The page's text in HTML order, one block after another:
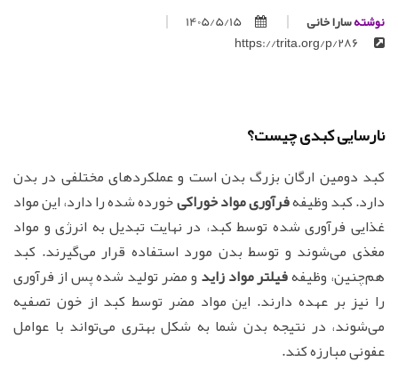
نوشتهسارا خانی
1405/5/15
نارسایی کبدی چیست؟
کبد دومین ارگان بزرگ بدن است و عملکردهای مختلفی در بدن
دارد. کبد وظیفهفرآوری مواد خوراکیخورده شده را دارد، این مواد
غذایی فرآوری شده توسط کبد، در نهایت تبدیل به انرژی و مواد
مغذی می‌شوند و توسط بدن مورد استفاده قرار می‌گیرند. کبد
هم‌چنین، وظیفهفیلتر مواد زایدو مضر تولید شده پس از فرآوری
را نیز بر عهده دارند. این مواد مضر توسط کبد از خون تصفیه
می‌شوند، در نتیجه بدن شما به شکل بهتری می‌تواند با عوامل
عفونی مبارزه کند.